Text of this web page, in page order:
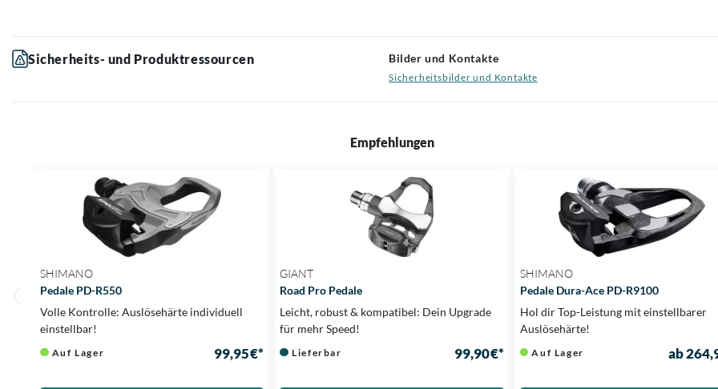
Sicherheits- und Produktressourcen Bilder und Kontakte
Sicherheitsbilder und Kontakte
Empfehlungen
SHIMANO
Pedale PD-R550
Volle Kontrolle: Auslösehärte individuell
einstellbar!
Auf Lager 99,95 €*
GIANT
Road Pro Pedale
Leicht, robust & kompatibel: Dein Upgrade
für mehr Speed!
Lieferbar 99,90 €*
SHIMANO
Pedale Dura-Ace PD-R9100
Hol dir Top-Leistung mit einstellbarer
Auslösehärte!
Auf Lager ab